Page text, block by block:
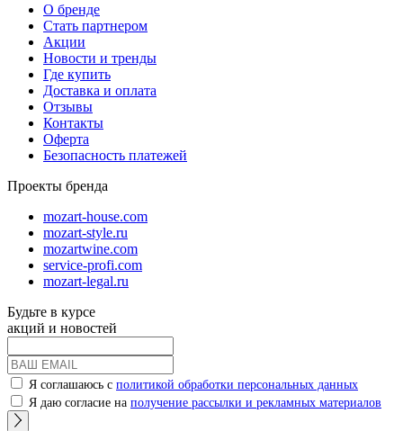
О бренде
Стать партнером
Акции
Новости и тренды
Где купить
Доставка и оплата
Отзывы
Контакты
Оферта
Безопасность платежей
Проекты бренда
mozart-house.com
mozart-style.ru
mozartwine.com
service-profi.com
mozart-legal.ru
Будьте в курсе
акций и новостей
Я соглашаюсь с политикой обработки персональных данных
Я даю согласие на получение рассылки и рекламных материалов